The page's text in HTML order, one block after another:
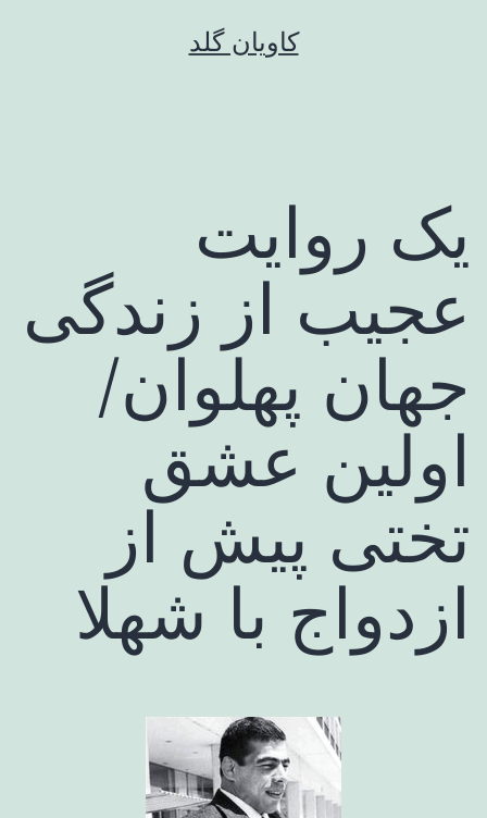
کاویان گلد
یک روایت
عجیب از زندگی
جهان پهلوان/
اولین عشق
تختی پیش از
ازدواج با شهلا